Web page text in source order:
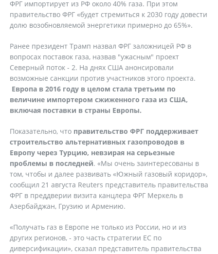
ФРГ импортирует из РФ около 40% газа. При этом
правительство ФРГ «будет стремиться к 2030 году довести
долю возобновляемой энергетики примерно до 65%».
Ранее президент Трамп назвал ФРГ заложницей РФ в
вопросах поставок газа, назвав "ужасным" проект
Северный поток - 2. На днях США анонсировали
возможные санкции против участников этого проекта.
Европа в 2016 году в целом стала третьим по
величине импортером сжиженного газа из США,
включая поставки в страны Европы.
Показательно, что правительство ФРГ поддерживает
строительство альтернативных газопроводов в
Европу через Турцию, невзирая на серьезные
проблемы в последней. «Мы очень заинтересованы в
том, чтобы и далее развивать «Южный газовый коридор»,
сообщил 21 августа Reuters представитель правительства
ФРГ в преддверии визита канцлера ФРГ Меркель в
Азербайджан, Грузию и Армению.
«Получать газ в Европе не только из России, но и из
других регионов, - это часть стратегии ЕС по
диверсификации», сказал представитель правительства